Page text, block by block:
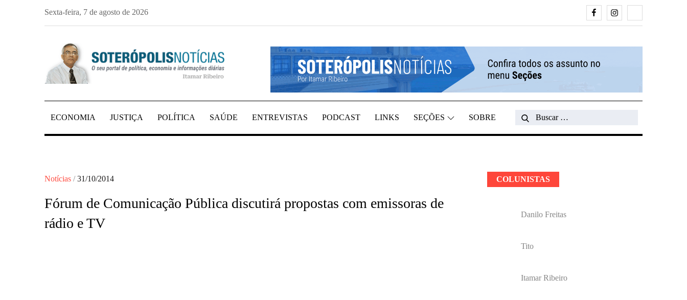
Sexta-feira, 7 de agosto de 2026 FacebookInstagram
SOTERÓPOLIS NOTÍCIAS
PORTAL DE NOTÍCIAS DE SALVADOR E REGIÃO, POR ITAMAR RIBEIRO
ECONOMIA JUSTIÇA POLÍTICA SAÚDE ENTREVISTAS PODCAST LINKS SEÇÕES SOBRE
Search
Search
Notícias Posted
31/10/2014
Fórum de Comunicação Pública discutirá propostas com emissoras de
rádio e TV
COLUNISTAS
Danilo Freitas
Tito
Itamar Ribeiro